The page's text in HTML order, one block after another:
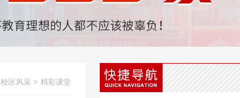
校区风采 > 精彩课堂